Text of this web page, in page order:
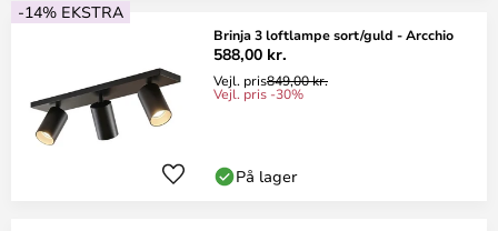
-14% EKSTRA
Brinja 3 loftlampe sort/guld - Arcchio
588,00 kr.
Vejl. pris849,00 kr.
Vejl. pris -30%
På lager